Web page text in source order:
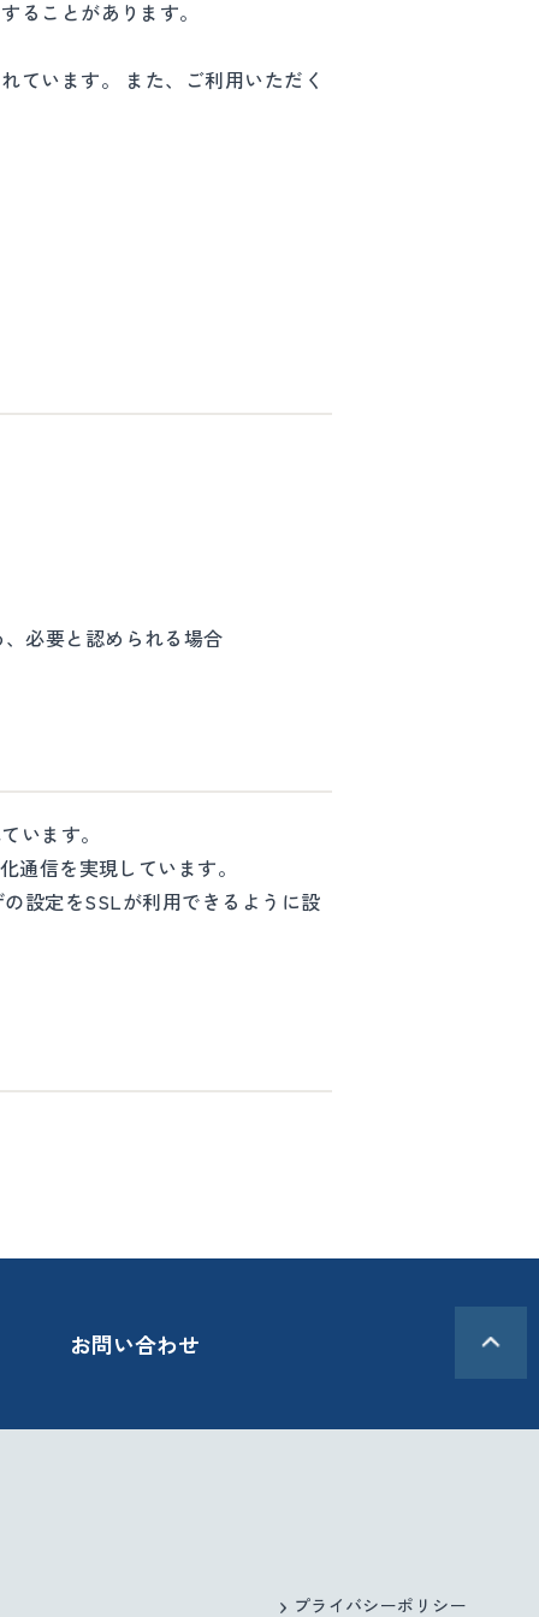
ることがあります。
ています。 また、ご利用いただく
必要と認められる場合
います。
通信を実現しています。
設定をSSLが利用できるように設
お問い合わせ
プライバシーポリシー